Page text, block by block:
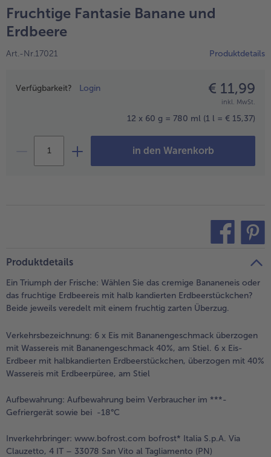
Fruchtige Fantasie Banane und
Erdbeere
Art.-Nr.17021 Produktdetails
Preisangabe
Verfügbarkeit? Login € 11,99
inkl. MwSt.
12 x 60 g = 780 ml (1 l = € 15,37)
in den Warenkorb
Produktdetails
Ein Triumph der Frische: Wählen Sie das cremige Bananeneis oder
das fruchtige Erdbeereis mit halb kandierten Erdbeerstückchen?
Beide jeweils veredelt mit einem fruchtig zarten Überzug.
Verkehrsbezeichnung: 6 x Eis mit Bananengeschmack überzogen
mit Wassereis mit Bananengeschmack 40%, am Stiel. 6 x Eis-
Erdbeer mit halbkandierten Erdbeerstückchen, überzogen mit 40%
Wassereis mit Erdbeerpüree, am Stiel
Aufbewahrung: Aufbewahrung beim Verbraucher im ***-
Gefriergerät sowie bei -18°C
Inverkehrbringer: www.bofrost.com bofrost* Italia S.p.A. Via
Clauzetto, 4 IT – 33078 San Vito al Tagliamento (PN)